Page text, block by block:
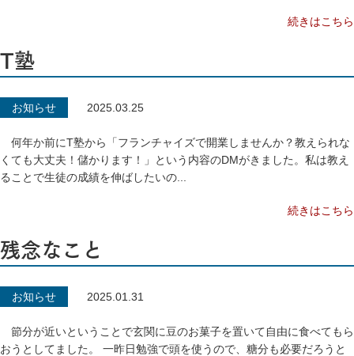
続きはこちら
T塾
お知らせ 2025.03.25
何年か前にT塾から「フランチャイズで開業しませんか？教えられな
くても大丈夫！儲かります！」という内容のDMがきました。私は教え
ることで生徒の成績を伸ばしたいの...
続きはこちら
残念なこと
お知らせ 2025.01.31
節分が近いということで玄関に豆のお菓子を置いて自由に食べてもら
おうとしてました。 一昨日勉強で頭を使うので、糖分も必要だろうと